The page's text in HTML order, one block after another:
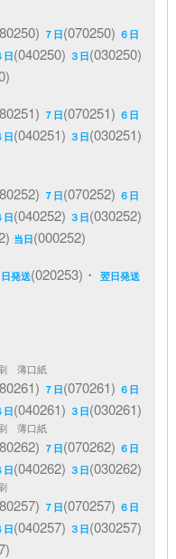
７日(070250) ６日
日(040250) ３日(030250)
７日(070251) ６日
日(040251) ３日(030251)
７日(070252) ６日
日(040252) ３日(030252)
当日(000252)
発送(020253)・翌日発送
薄口紙
７日(070261) ６日
日(040261) ３日(030261)
薄口紙
７日(070262) ６日
日(040262) ３日(030262)
７日(070257) ６日
日(040257) ３日(030257)